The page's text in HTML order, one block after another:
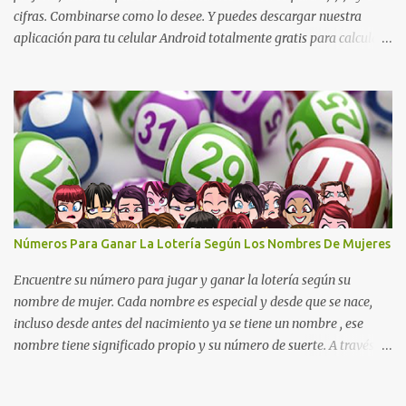
cifras. Combinarse como lo desee. Y puedes descargar nuestra
aplicación para tu celular Android totalmente gratis para calcular
2026. La cruceta le da la oportunidad de escoger o combinar los
números del día para jugar en la lotería de cualquier país. Son
muchos los resultados exitosos de este sistema. Aplique este
sistema en loterías como Powerball, Baloto, Miloto , chances de
Colombia, Nacional, Cash y otras-Pruebe usted mismo y se
sorprenderá de sus resultados. La explicación gráfica de abajo,
además de enseñarle a re alizar la cruceta le muestra varias
combinaciones muy interesantes para que juegue su lotería
preferida. Los pasos a ...
Números Para Ganar La Lotería Según Los Nombres De Mujeres
Encuentre su número para jugar y ganar la lotería según su
nombre de mujer. Cada nombre es especial y desde que se nace,
incluso desde antes del nacimiento ya se tiene un nombre , ese
nombre tiene significado propio y su número de suerte. A través